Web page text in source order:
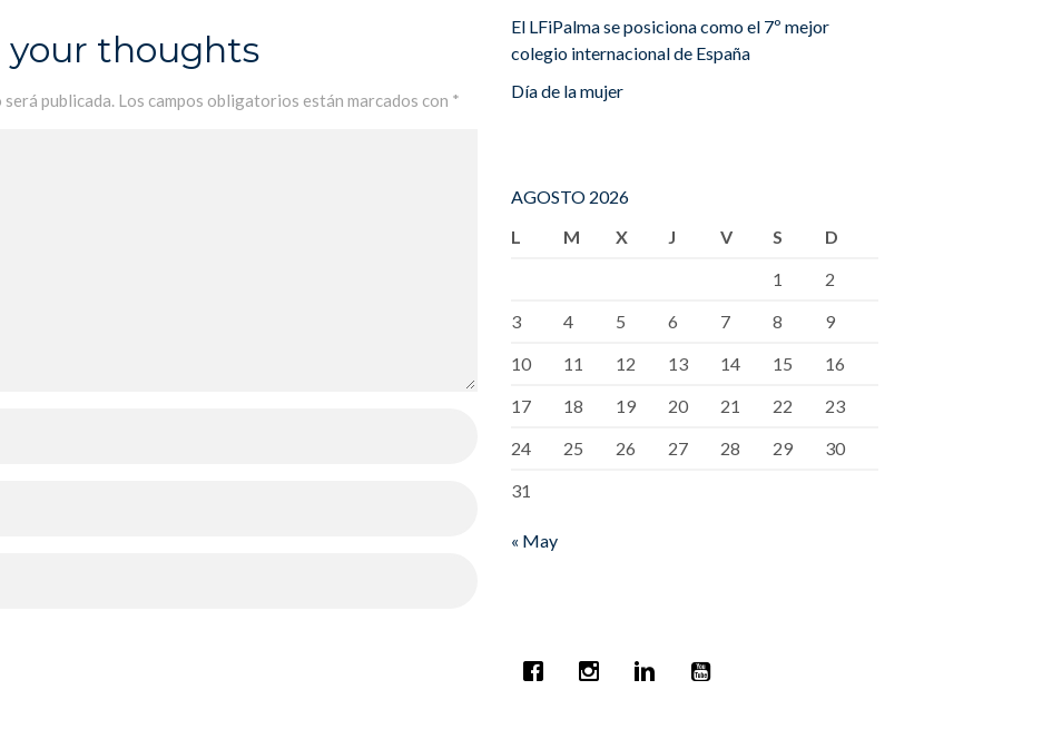
your thoughts
publicada. Los campos obligatorios están marcados con *
El LFiPalma se posiciona como el 7º mejor
colegio internacional de España
Día de la mujer
AGOSTO 2026
L
M X J V S
D
1
2
3
4 5 6 7 8
9
10
11 12 13 14 15
16
17
18 19 20 21 22
23
24
25 26 27 28 29
30
31
« May